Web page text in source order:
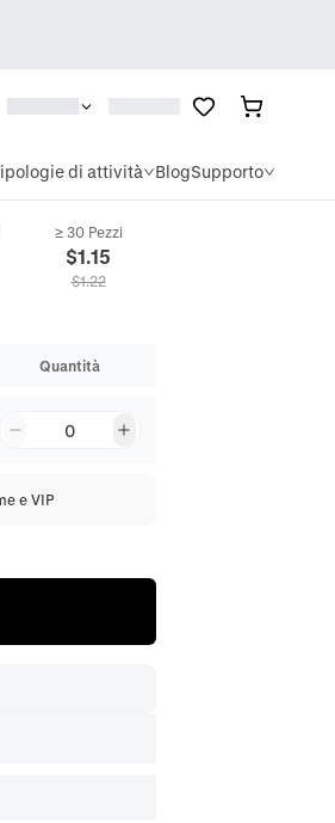
di attività BlogSupporto
≥ 30 Pezzi
$1.15
$1.22
Quantità
0
e VIP